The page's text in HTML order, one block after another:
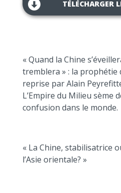
TÉLÉCHARGER
« Quand la Chine
tremblera » : la prophétie
reprise par Alain
L’Empire du Milieu sème
confusion dans le monde.
« La Chine, stabilisatrice
l’Asie orientale? »